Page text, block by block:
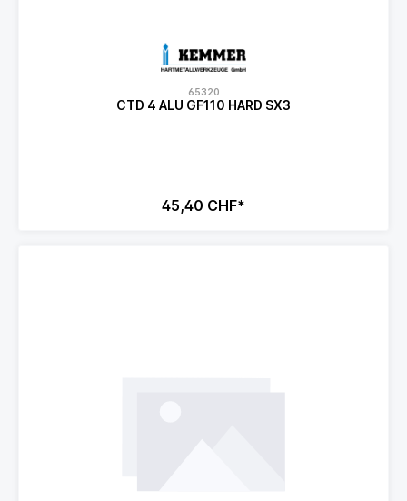
65320
CTD 4 ALU GF110 HARD SX3
45,40 CHF*